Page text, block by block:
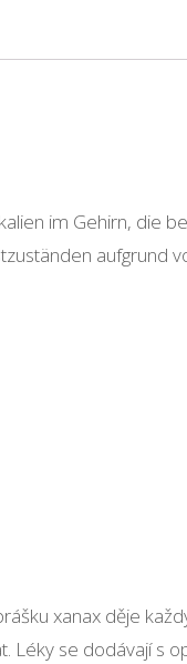
im Gehirn, die
aufgrund
xanax děje
Léky se dodávají s